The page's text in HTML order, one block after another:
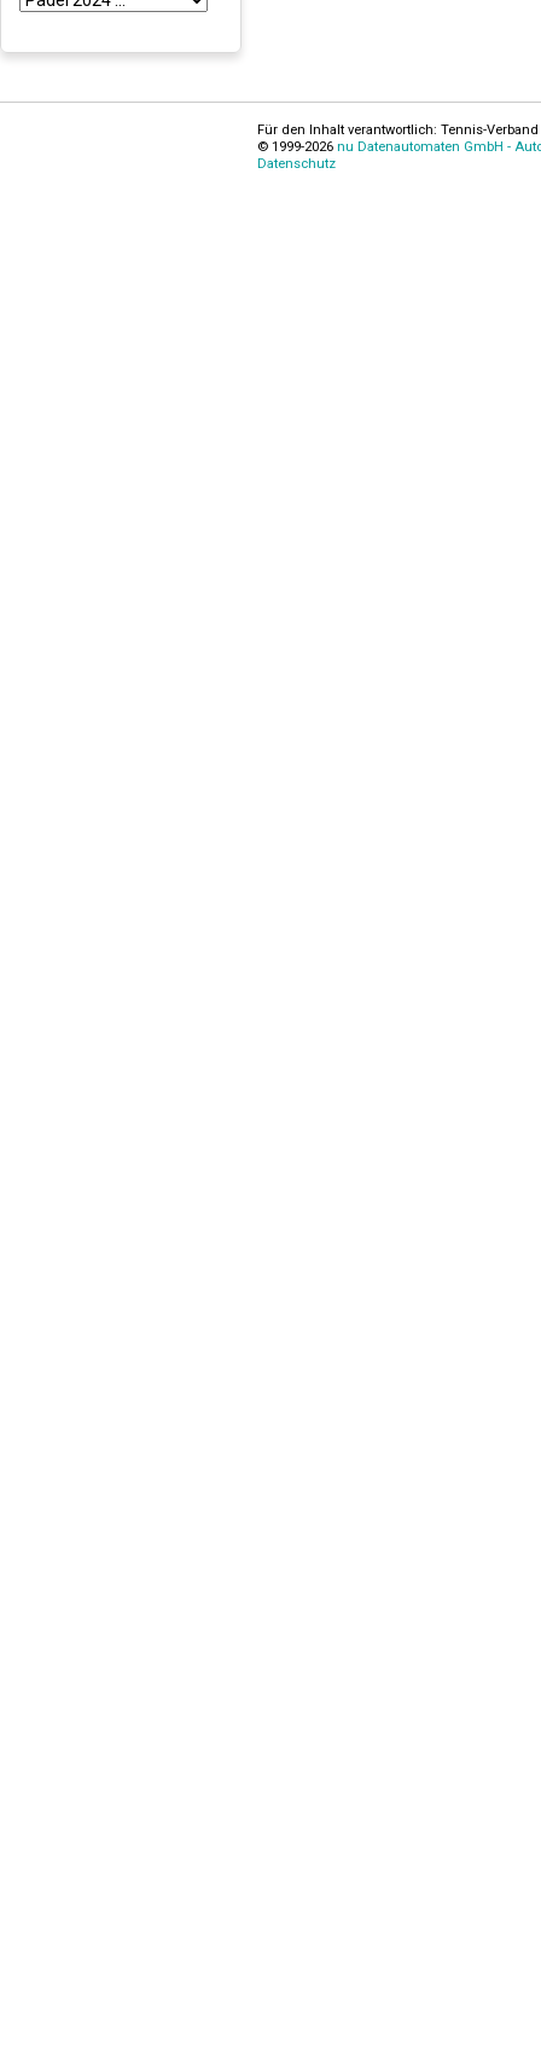
Für den Inhalt verantwortlich: Tennis-
© 1999-2026 nu Datenautomaten GmbH -
Datenschutz